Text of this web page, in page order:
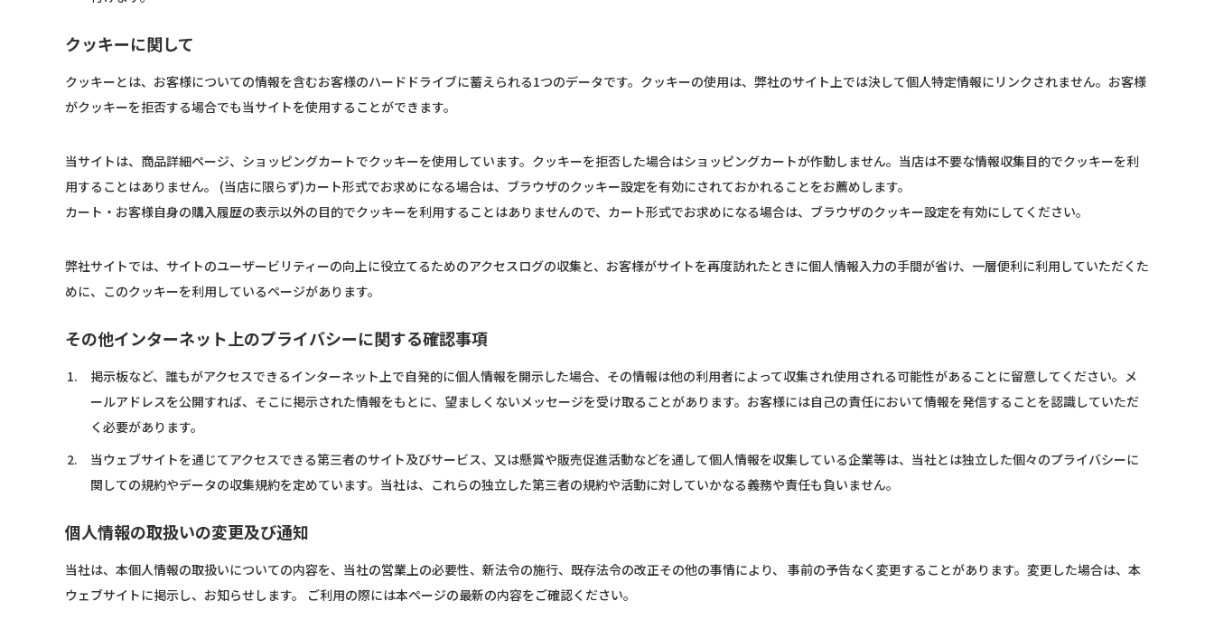
クッキーに関して
クッキーとは、お客様についての情報を含むお客様のハードドライブに蓄えられる1つのデータです。クッキーの使用は、弊社のサイト上では決して個人特定情報にリンクされません。お客様
がクッキーを拒否する場合でも当サイトを使用することができます。
当サイトは、商品詳細ページ、ショッピングカートでクッキーを使用しています。クッキーを拒否した場合はショッピングカートが作動しません。当店は不要な情報収集目的でクッキーを利
用することはありません。 (当店に限らず)カート形式でお求めになる場合は、ブラウザのクッキー設定を有効にされておかれることをお薦めします。
カート・お客様自身の購入履歴の表示以外の目的でクッキーを利用することはありませんので、カート形式でお求めになる場合は、ブラウザのクッキー設定を有効にしてください。
弊社サイトでは、サイトのユーザービリティーの向上に役立てるためのアクセスログの収集と、お客様がサイトを再度訪れたときに個人情報入力の手間が省け、一層便利に利用していただくた
めに、このクッキーを利用しているページがあります。
その他インターネット上のプライバシーに関する確認事項
掲示板など、誰もがアクセスできるインターネット上で自発的に個人情報を開示した場合、その情報は他の利用者によって収集され使用される可能性があることに留意してください。メ
ールアドレスを公開すれば、そこに掲示された情報をもとに、望ましくないメッセージを受け取ることがあります。お客様には自己の責任において情報を発信することを認識していただ
く必要があります。
当ウェブサイトを通じてアクセスできる第三者のサイト及びサービス、又は懸賞や販売促進活動などを通して個人情報を収集している企業等は、当社とは独立した個々のプライバシーに
関しての規約やデータの収集規約を定めています。当社は、これらの独立した第三者の規約や活動に対していかなる義務や責任も負いません。
個人情報の取扱いの変更及び通知
当社は、本個人情報の取扱いについての内容を、当社の営業上の必要性、新法令の施行、既存法令の改正その他の事情により、 事前の予告なく変更することがあります。変更した場合は、本
ウェブサイトに掲示し、お知らせします。 ご利用の際には本ページの最新の内容をご確認ください。